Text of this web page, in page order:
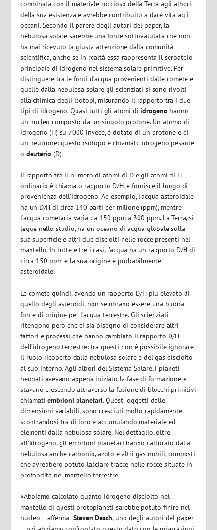
combinata con il materiale roccioso della Terra agli albori
della sua esistenza e avrebbe contribuito a dare vita agli
oceani. Secondo il parere degli autori del paper, la
nebulosa solare sarebbe una fonte sottovalutata che non
ha mai ricevuto la giusta attenzione dalla comunità
scientifica, anche se in realtà essa rappresenta il serbatoio
principale di idrogeno nel sistema solare primitivo. Per
distinguere tra le fonti d’acqua provenienti dalle comete e
quelle dalla nebulosa solare gli scienziati si sono rivolti
alla chimica degli isotopi, misurando il rapporto tra i due
tipi di idrogeno. Quasi tutti gli atomi diidrogeno hanno
un nucleo composto da un singolo protone. Un atomo di
idrogeno (H) su 7000 invece, è dotato di un protone e di
un neutrone: questo isotopo è chiamato idrogeno pesante
odeuterio (D).
Il rapporto tra il numero di atomi di D e gli atomi di H
ordinario è chiamato rapporto D/H, e fornisce il luogo di
provenienza dell’idrogeno. Ad esempio, l’acqua asteroidale
ha un D/H di circa 140 parti per milione (ppm), mentre
l’acqua cometaria varia da 150 ppm a 300 ppm. La Terra, si
legge nello studio, ha un oceano di acqua globale sulla
sua superficie e altri due disciolti nelle rocce presenti nel
mantello. In tutte e tre i casi, l’acqua ha un rapporto D/H di
circa 150 ppm e la sua origine è probabilmente
asteroidale.
Le comete quindi, avendo un rapporto D/H più elevato di
quello degli asteroidi, non sembrano essere una buona
fonte di origine per l’acqua terrestre. Gli scienziati
ritengono però che ci sia bisogno di considerare altri
fattori e processi che hanno cambiato il rapporto D/H
dell’idrogeno terrestre: tra questi non è possibile ignorare
il ruolo ricoperto dalla nebulosa solare e del gas disciolto
al suo interno. Agli albori del Sistema Solare, i pianeti
neonati avevano appena iniziato la fase di formazione e
stavano crescendo attraverso la fusione di blocchi primitivi
chiamatiembrioni planetari. Questi oggetti dalle
dimensioni variabili, sono cresciuti molto rapidamente
scontrandosi tra di loro e accumulando materiale ed
elementi dalla nebulosa solare. Nel dettaglio, oltre
all’idrogeno, gli embrioni planetari hanno catturato dalla
nebulosa anche carbonio, azoto e altri gas nobili, composti
che avrebbero potuto lasciare tracce nelle rocce situate in
profondità nel mantello terrestre.
«Abbiamo calcolato quanto idrogeno disciolto nel
mantello di questi protopianeti sarebbe potuto finire nel
nucleo – affermaSteven Desch, uno degli autori del paper